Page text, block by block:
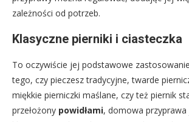
zależności od potrzeb.
Klasyczne pierniki i ciasteczka
To oczywiście jej podstawowe
tego, czy pieczesz tradycyjne, twarde
miękkie pierniczki maślane, czy też piernik
przełożony powidłami, domowa